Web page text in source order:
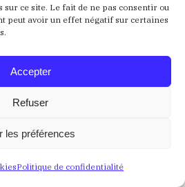
sur ce site. Le fait de ne pas consentir ou
peut avoir un effet négatif sur certaines
Accepter
Refuser
les préférences
Politique de confidentialité
Politique de confidentialité